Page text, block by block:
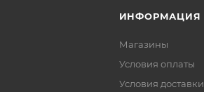
ИНФОРМАЦИЯ
Магазины
Условия оплаты
Условия доставки